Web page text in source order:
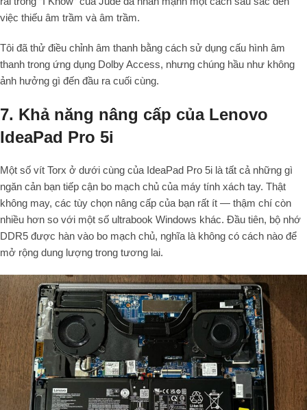
việc thiếu âm trầm và âm trầm.
Tôi đã thử điều chỉnh âm thanh bằng cách sử dụng cấu hình âm
thanh trong ứng dụng Dolby Access, nhưng chúng hầu như không
ảnh hưởng gì đến đầu ra cuối cùng.
7. Khả năng nâng cấp của Lenovo
IdeaPad Pro 5i
Một số vít Torx ở dưới cùng của IdeaPad Pro 5i là tất cả những gì
ngăn cản bạn tiếp cận bo mạch chủ của máy tính xách tay. Thật
không may, các tùy chọn nâng cấp của bạn rất ít — thậm chí còn
nhiều hơn so với một số ultrabook Windows khác. Đầu tiên, bộ nhớ
DDR5 được hàn vào bo mạch chủ, nghĩa là không có cách nào để
mở rộng dung lượng trong tương lai.